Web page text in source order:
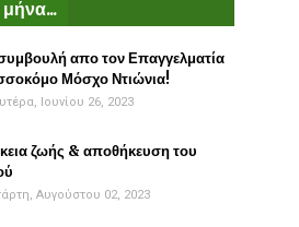
απο τον Επαγγελματία
Μόσχο Ντιώνια!
Ιουνίου 26, 2023
ζωής & αποθήκευση του
Αυγούστου 02, 2023